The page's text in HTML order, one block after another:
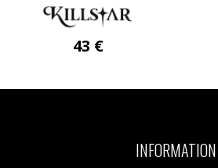
43 €
INFORMATION